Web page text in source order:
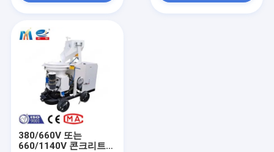
380/660V 또는
660/1140V 콘크리트